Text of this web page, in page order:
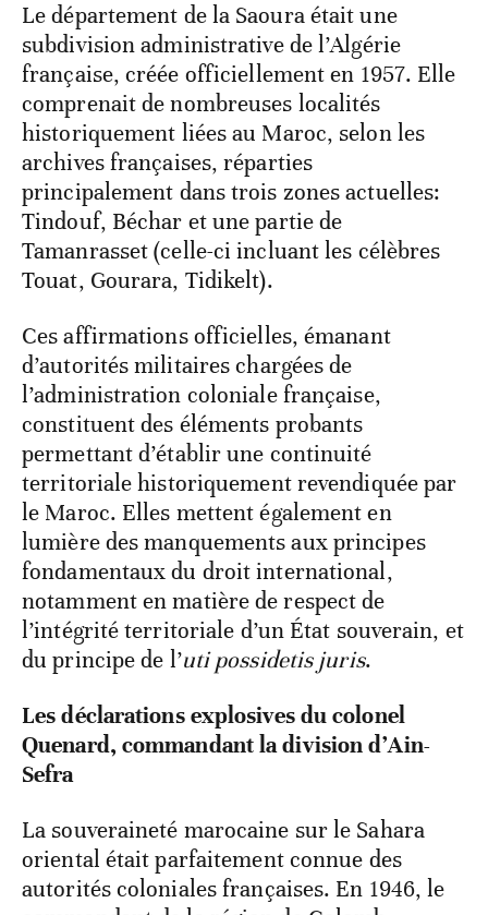
Le département de la Saoura était une
subdivision administrative de l’Algérie
française, créée officiellement en 1957. Elle
comprenait de nombreuses localités
historiquement liées au Maroc, selon les
archives françaises, réparties
principalement dans trois zones actuelles:
Tindouf, Béchar et une partie de
Tamanrasset (celle-ci incluant les célèbres
Touat, Gourara, Tidikelt).
Ces affirmations officielles, émanant
d’autorités militaires chargées de
l’administration coloniale française,
constituent des éléments probants
permettant d’établir une continuité
territoriale historiquement revendiquée par
le Maroc. Elles mettent également en
lumière des manquements aux principes
fondamentaux du droit international,
notamment en matière de respect de
l’intégrité territoriale d’un État souverain, et
du principe de l’uti possidetis juris.
Les déclarations explosives du colonel
Quenard, commandant la division d’Ain-
Sefra
La souveraineté marocaine sur le Sahara
oriental était parfaitement connue des
autorités coloniales françaises. En 1946, le